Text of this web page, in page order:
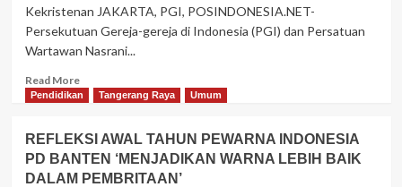
Wartawan
“Londo
Ireng”,Asosiasi
Desak
Permintaan
Kekristenan JAKARTA, PGI, POSINDONESIA.NET-
Persekutuan Gereja-gereja di Indonesia (PGI) dan Persatuan
Wartawan Nasrani...
Read MoreRead
more
Indonesia
Perkuat
Kerjasama
Pendidikan Tangerang Raya Umum
REFLEKSI AWAL TAHUN PEWARNA INDONESIA
PD BANTEN ‘MENJADIKAN WARNA LEBIH BAIK
DALAM PEMBRITAAN’